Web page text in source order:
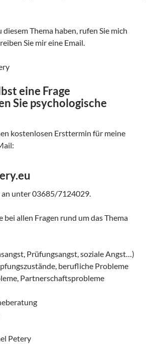
diesem Thema haben, rufen Sie mich
Sie mir eine Email.
eine Frage
Sie psychologische
kostenlosen Ersttermin für meine
an unter 03685/7124029.
bei allen Fragen rund um das Thema
Prüfungsangst, soziale Angst…)
berufliche Probleme
Partnerschaftsprobleme
Petery